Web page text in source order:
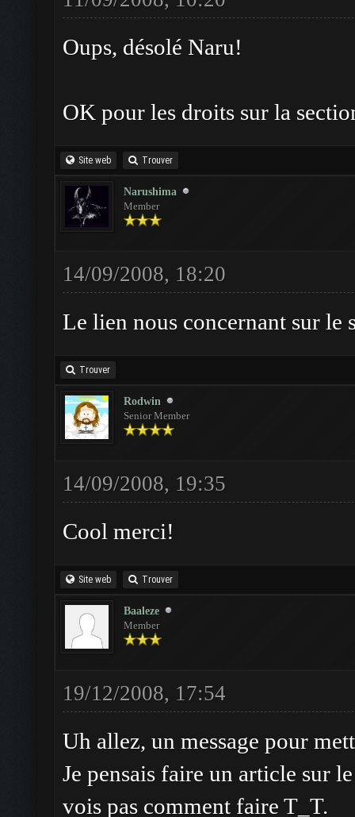
Oups, désolé Naru!
OK pour les droits sur la
Site web Trouver
Narushima
Member
14/09/2008, 18:20
Le lien nous concernant sur le
Trouver
Rodwin
Senior Member
14/09/2008, 19:35
Cool merci!
Site web Trouver
Baaleze
Member
19/12/2008, 17:54
Uh allez, un message pour
Je pensais faire un article sur
vois pas comment faire T_T.